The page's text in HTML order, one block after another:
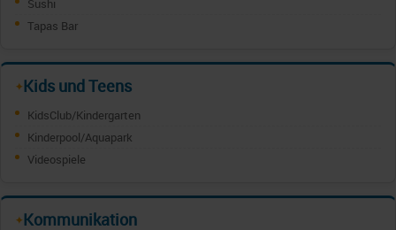
Sushi
Tapas Bar
✦Kids und Teens
KidsClub/Kindergarten
Kinderpool/Aquapark
Videospiele
✦Kommunikation